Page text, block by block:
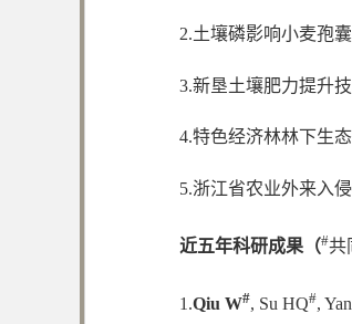
2.土壤磷影响小麦孢
3.新垦土壤肥力提升
4.特色经济林林下生
5.浙江省农业外来入
近五年科研成果（#共
1.Qiu W#, Su HQ#,